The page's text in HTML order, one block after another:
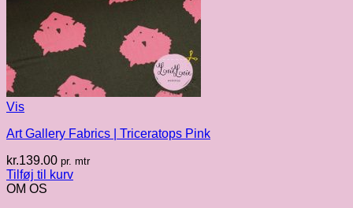
Vis
Art Gallery Fabrics | Triceratops Pink
kr.139.00 pr. mtr
Tilføj til kurv
OM OS